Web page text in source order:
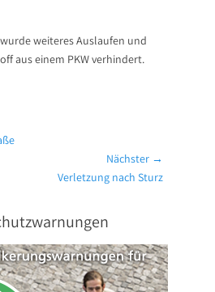
weiteres Auslaufen und
aus einem PKW verhindert.
Nächster →
Verletzung nach Sturz